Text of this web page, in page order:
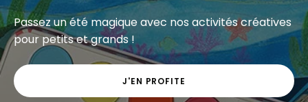
Passez un été magique avec nos activités créatives
pour petits et grands !
J'EN PROFITE